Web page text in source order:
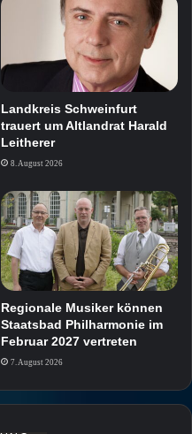
Landkreis Schweinfurt
trauert um Altlandrat Harald
Leitherer
8. August 2026
Regionale Musiker können
Staatsbad Philharmonie im
Februar 2027 vertreten
7. August 2026